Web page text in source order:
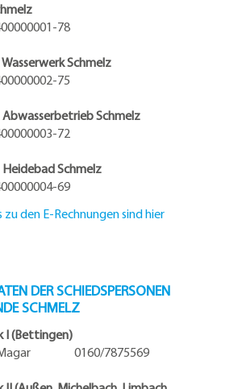
78
Schmelz
75
Schmelz
72
Schmelz
69
den E-Rechnungen sind hier
DER SCHIEDSPERSONEN
SCHMELZ
I (Bettingen)
Magar 0160/7875569